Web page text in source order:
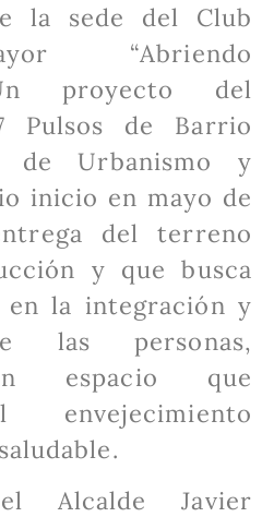
la sede del Club
“Abriendo
proyecto del
Pulsos de Barrio
de Urbanismo y
inicio en mayo de
del terreno
y que busca
la integración y
las personas,
espacio que
envejecimiento
Alcalde Javier